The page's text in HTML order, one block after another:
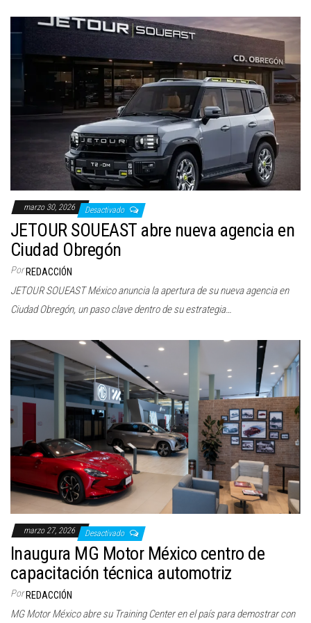
marzo 30, 2026 Desactivado
JETOUR SOUEAST abre nueva agencia en
Ciudad Obregón
Por REDACCIÓN
JETOUR SOUEAST México anuncia la apertura de su nueva agencia en
Ciudad Obregón, un paso clave dentro de su estrategia…
marzo 27, 2026 Desactivado
Inaugura MG Motor México centro de
capacitación técnica automotriz
Por REDACCIÓN
MG Motor México abre su Training Center en el país para demostrar con